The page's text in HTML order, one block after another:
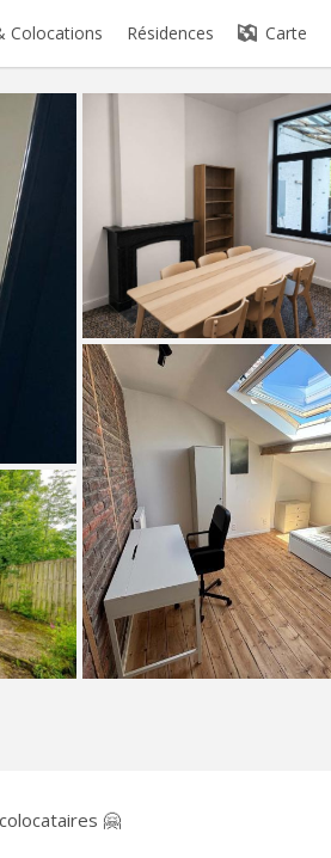
Colocations Résidences Carte
🤗